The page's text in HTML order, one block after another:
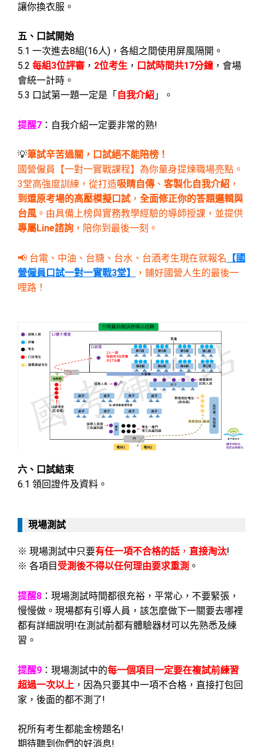
讓你換衣服。
五、口試開始
5.1 一次進去8組(16人)，各組之間使用屏風隔開。
5.2 每組3位評審 ， 2位考生 ， 口試時間共17分鐘，會場
會統一計時。
5.3 口試第一題一定是「自我介紹 」。
提醒7 ： 自我介紹一定要非常的熟!
💡筆試辛苦過關，口試絕不能陪榜！
國營僱員【一對一實戰課程】為你量身提煉職場亮點。
3堂高強度訓練，從打造吸睛自傳 、 客製化自我介紹 ，
到還原考場的高壓模擬口試， 全面修正你的答題邏輯與
台風 。由具備上榜與實務教學經驗的導師授課，並提供
專屬Line諮詢 ，陪你到最後一刻。
📢 台電、中油、台糖、台水、台酒考生現在就報名 【國
營僱員口試一對一實戰3堂】
，鋪好國營人生的最後一
哩路！
六、口試結束
6.1 領回證件及資料。
現場測試
※ 現場測試中只要有任一項不合格的話 ， 直接淘汰!
※ 各項目 受測後不得以任何理由要求重測 。
提醒8 ：現場測試時間都很充裕，平常心，不要緊張，
慢慢做。現場都有引導人員，該怎麼做下一關要去哪裡
都有詳細說明!在測試前都有體驗器材可以先熟悉及練
習。
提醒9 ：現場測試中的每一個項目一定要在複試前練習
超過一次以上 ，因為只要其中一項不合格，直接打包回
家，後面的都不測了!
祝所有考生都能金榜題名!
期待聽到你們的好消息!